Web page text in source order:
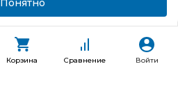
Корзина Сравнение Войти
Понятно